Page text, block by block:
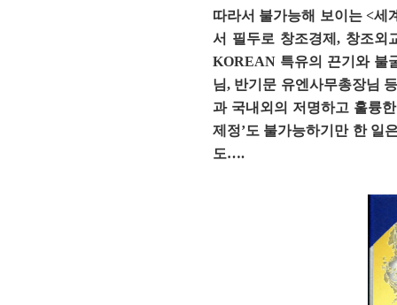
따라서 불가능해 보이는 <세
서 필두로 창조경제, 창조외
KOREAN 특유의 끈기와 불
님, 반기문 유엔사무총장님
과 국내외의 저명하고 훌륭
제정’도 불가능하기만 한 일
도….